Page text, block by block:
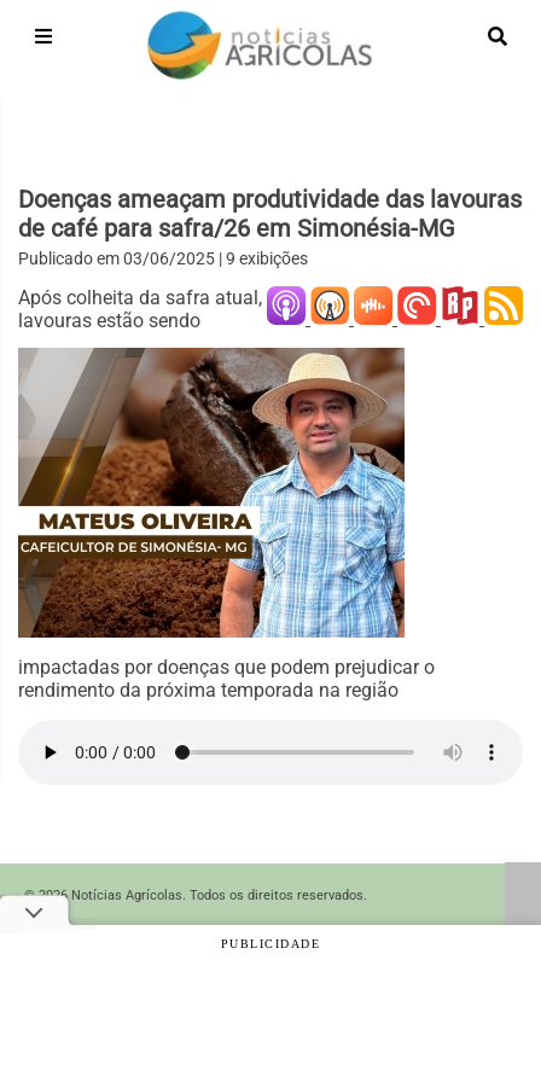
Doenças ameaçam produtividade das lavouras
de café para safra/26 em Simonésia-MG
Publicado em03/06/2025 | 9 exibições
Após colheita da safra atual,
lavouras estão sendo
impactadas por doenças que podem prejudicar o
rendimento da próxima temporada na região
© 2026 Notícias Agrícolas. Todos os direitos reservados.
PUBLICIDADE